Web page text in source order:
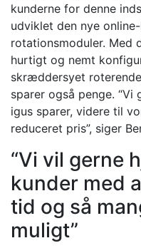
kunderne for denne
udviklet den nye
rotationsmoduler.
hurtigt og nemt
skræddersyet
sparer også penge. “Vi
igus sparer, videre til
reduceret pris”, siger
“Vi vil gerne
kunder med
tid og så
muligt”